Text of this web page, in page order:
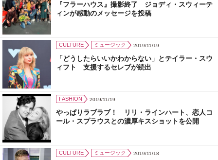
『フラーハウス』撮影終了 ジョディ・スウィーテ
ィンが感動のメッセージを投稿
CULTURE ミュージック 2019/11/19
「どうしたらいいかわからない」とテイラー・スウ
ィフト 支援するセレブが続出
FASHION 2019/11/19
やっぱりラブラブ！ リリ・ラインハート、恋人コ
ール・スプラウスとの濃厚キスショットを公開
CULTURE ミュージック 2019/11/18